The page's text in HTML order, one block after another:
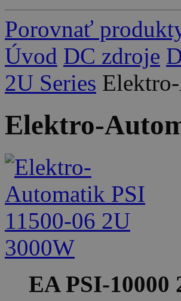
Porovnať
Úvod DC zdroje
2U Series
Elektro-
EA PSI-10000